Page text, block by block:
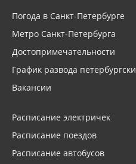
Погода в Санкт-Петербурге
Метро Санкт-Петербурга
Достопримечательности
График развода
Вакансии
Расписание электричек
Расписание поездов
Расписание автобусов